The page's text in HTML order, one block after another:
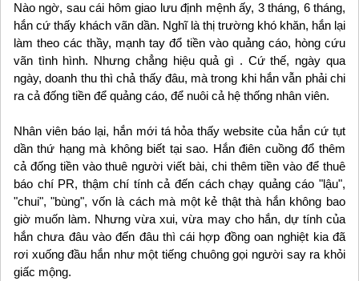
Nào ngờ, sau cái hôm giao lưu định mệnh ấy, 3 tháng, 6 tháng,
hắn cứ thấy khách vãn dần. Nghĩ là thị trường khó khăn, hắn lại
làm theo các thầy, mạnh tay đổ tiền vào quảng cáo, hòng cứu
vãn tình hình. Nhưng chẳng hiệu quả gì . Cứ thế, ngày qua
ngày, doanh thu thì chả thấy đâu, mà trong khi hắn vẫn phải chi
ra cả đống tiền để quảng cáo, để nuôi cả hệ thống nhân viên.
Nhân viên báo lại, hắn mới tá hỏa thấy website của hắn cứ tụt
dần thứ hạng mà không biết tại sao. Hắn điên cuồng đổ thêm
cả đống tiền vào thuê người viết bài, chi thêm tiền vào để thuê
báo chí PR, thậm chí tính cả đến cách chạy quảng cáo "lậu",
"chui", "bùng", vốn là cách mà một kẻ thật thà hắn không bao
giờ muốn làm. Nhưng vừa xui, vừa may cho hắn, dự tính của
hắn chưa đâu vào đến đâu thì cái hợp đồng oan nghiệt kia đã
rơi xuống đầu hắn như một tiếng chuông gọi người say ra khỏi
giấc mộng.